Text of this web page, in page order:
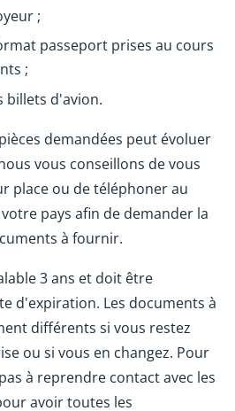
;
passeport prises au cours
;
billets d'avion.
demandées peut évoluer
vous conseillons de vous
place ou de téléphoner au
pays afin de demander la
à fournir.
3 ans et doit être
d'expiration. Les documents à
différents si vous restez
ou si vous en changez. Pour
à reprendre contact avec les
avoir toutes les